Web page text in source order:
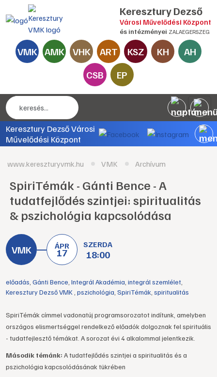
Keresztury Dezső
Városi Művelődési Központ
és intézményei ZALAEGERSZEG
VMK AMK VHK ART KSZ KH
AH
CSB
EP
Keresztury Dezső Városi
Művelődési Központ
www.kereszturyvmk.hu VMK Archívum
SpiriTémák - Gánti Bence - A
tudatfejlődés szintjei: spiritualitás
& pszichológia kapcsolódása
ÁPR
17
SZERDA
18:00
előadás Gánti Bence Integrál Akadémia integrál szemlélet
Keresztury Dezső VMK pszichológia SpiriTémák spiritualitás
SpiriTémák címmel vadonatúj programsorozatot indítunk, amelyben
országos elismertséggel rendelkező előadók dolgoznak fel spirituális
- tudatfejlesztő témákat. A sorozat évi 4 alkalommal jelentkezik.
Második témánk: A tudatfejlődés szintjei a spiritualitás és a
pszichológia kapcsolódásának tükrében